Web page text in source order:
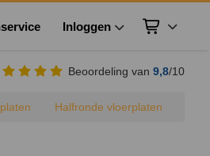
Inloggen Winkelwagen
Beoordeling van 9,8/10
Halfronde vloerplaten